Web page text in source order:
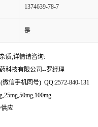
1374639-78-7
是
质,详情请咨询:
科技有限公司--罗经理
微信手机同号) QQ:2572-840-131
应